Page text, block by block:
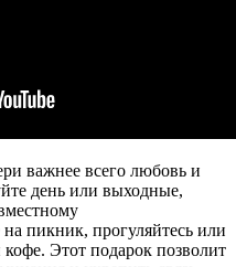
важнее всего любовь и
день или выходные,
пикник, прогуляйтесь или
Этот подарок позволит